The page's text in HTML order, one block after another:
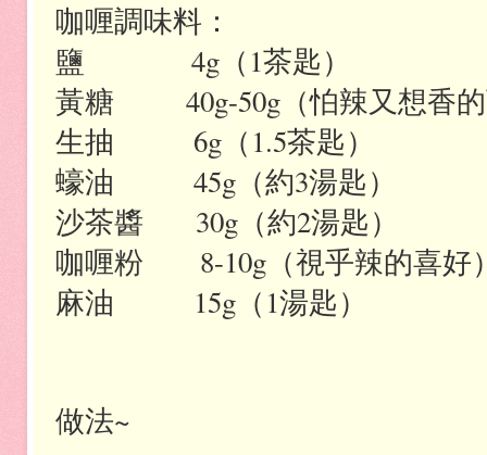
咖喱調味料：
鹽 4g （1茶匙）
黃糖 40g-50g （怕辣又想香
生抽 6g （1.5茶匙）
蠔油 45g （約3湯匙）
沙茶醬 30g （約2湯匙）
咖喱粉
8-10g （視乎辣的喜好
麻油 15g （1湯匙）
做法~